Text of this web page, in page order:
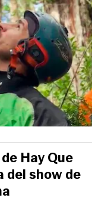
Hay Que
del show de